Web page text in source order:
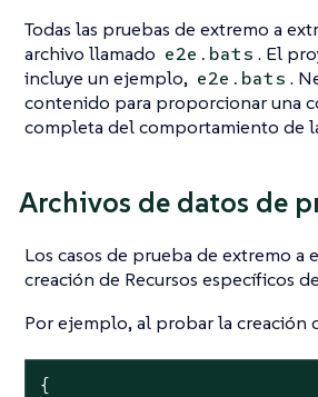
Todas las pruebas de extremo a
archivo llamado e2e.bats . El
incluye un ejemplo, e2e.bats .
contenido para proporcionar una
completa del comportamiento de
Archivos de datos de
Los casos de prueba de extremo a
creación de Recursos específicos
Por ejemplo, al probar la creación
{